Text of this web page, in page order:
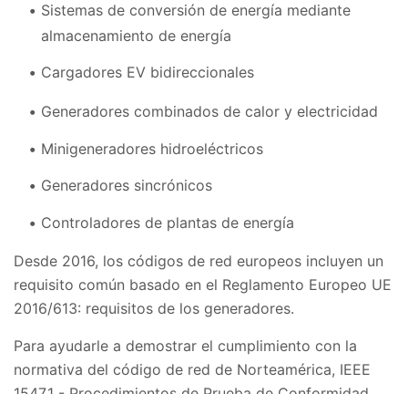
Sistemas de conversión de energía mediante
almacenamiento de energía
Cargadores EV bidireccionales
Generadores combinados de calor y electricidad
Minigeneradores hidroeléctricos
Generadores sincrónicos
Controladores de plantas de energía
Desde 2016, los códigos de red europeos incluyen un
requisito común basado en el Reglamento Europeo UE
2016/613: requisitos de los generadores.
Para ayudarle a demostrar el cumplimiento con la
normativa del código de red de Norteamérica, IEEE